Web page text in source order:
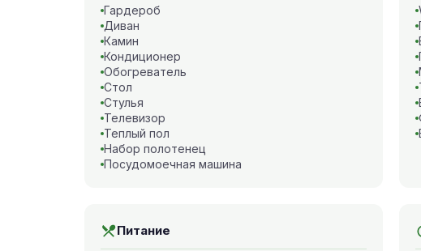
Гардероб
Диван
Камин
Кондиционер
Обогреватель
Стол
Стулья
Телевизор
Теплый пол
Набор полотенец
Посудомоечная машина
Питание